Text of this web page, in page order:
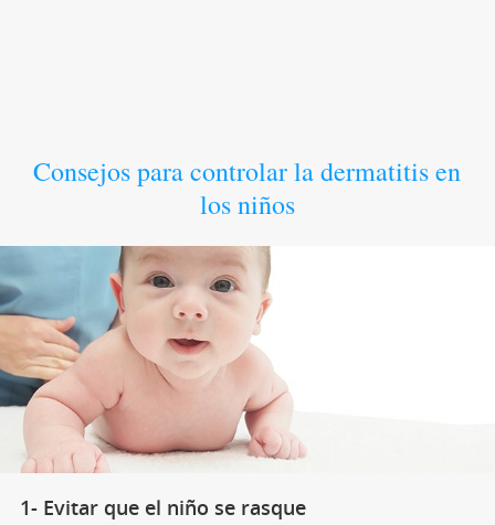
Consejos para controlar la dermatitis en
los niños
1- Evitar que el niño se rasque